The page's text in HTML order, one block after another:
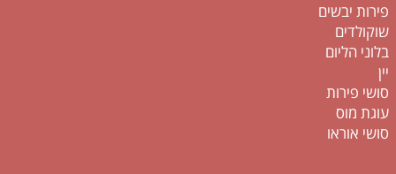
פירות יבשים
שוקולדים
בלוני הליום
יין
סושי פירות
עוגת מוס
סושי אוראו